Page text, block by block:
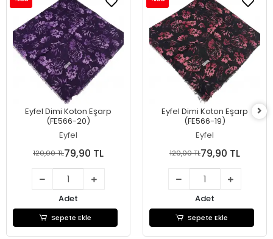
Eyfel Dimi Koton Eşarp
(FE566-20)
Eyfel
120,00 TL79,90 TL
Adet
Sepete Ekle
Eyfel Dimi Koton Eşarp
(FE566-19)
Eyfel
120,00 TL79,90 TL
Adet
Sepete Ekle